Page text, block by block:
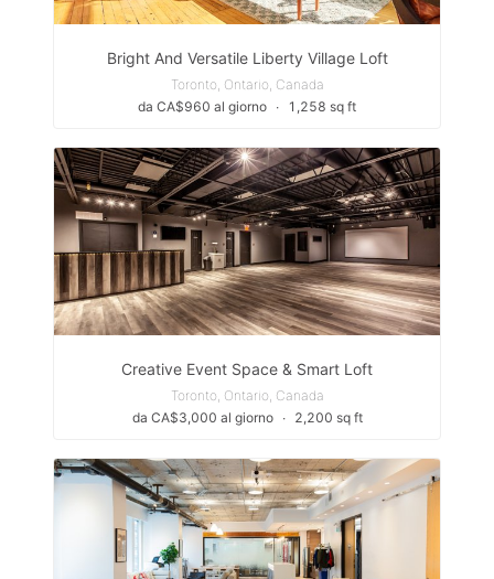
Bright And Versatile Liberty Village Loft
Toronto, Ontario, Canada
da CA$960 al giorno ∙ 1,258 sq ft
Creative Event Space & Smart Loft
Toronto, Ontario, Canada
da CA$3,000 al giorno
∙ 2,200 sq ft